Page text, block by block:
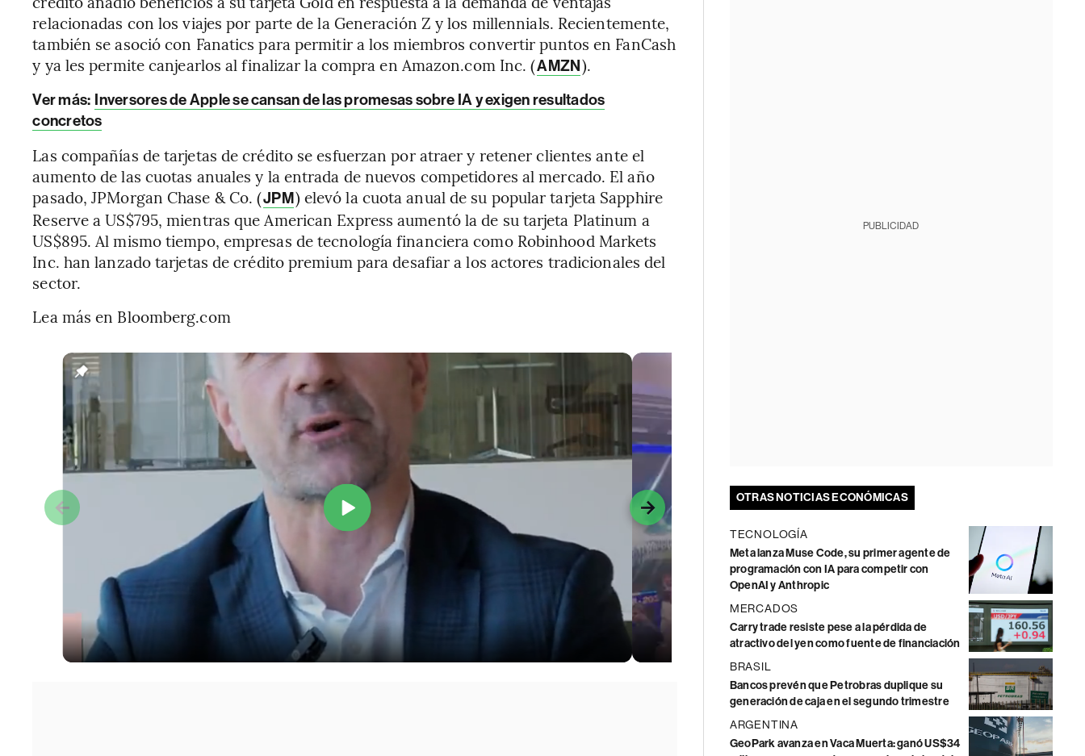
relacionadas con los viajes por parte de la Generación Z y los millennials. Recientemente,
también se asoció con Fanatics para permitir a los miembros convertir puntos en FanCash
y ya les permite canjearlos al finalizar la compra en Amazon.com Inc. (AMZN).
Ver más: Inversores de Apple se cansan de las promesas sobre IA y exigen resultados
concretos
Las compañías de tarjetas de crédito se esfuerzan por atraer y retener clientes ante el
aumento de las cuotas anuales y la entrada de nuevos competidores al mercado. El año
pasado, JPMorgan Chase & Co. (JPM) elevó la cuota anual de su popular tarjeta Sapphire
Reserve a US$795, mientras que American Express aumentó la de su tarjeta Platinum a
US$895. Al mismo tiempo, empresas de tecnología financiera como Robinhood Markets
Inc. han lanzado tarjetas de crédito premium para desafiar a los actores tradicionales del
sector.
Lea más en Bloomberg.com
PUBLICIDAD
OTRAS NOTICIAS ECONÓMICAS
TECNOLOGÍA
Meta lanza Muse Code, su primer agente de
programación con IA para competir con
OpenAI y Anthropic
MERCADOS
Carry trade resiste pese a la pérdida de
atractivo del yen como fuente de financiación
BRASIL
Bancos prevén que Petrobras duplique su
generación de caja en el segundo trimestre
ARGENTINA
GeoPark avanza en Vaca Muerta: ganó US$34